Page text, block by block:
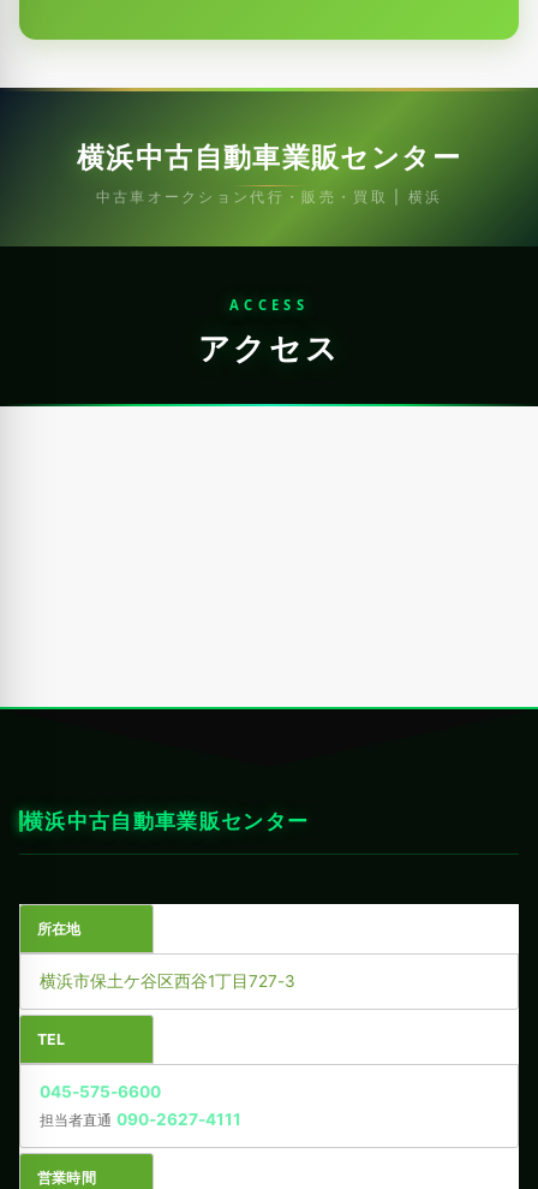
横浜中古自動車業販センター
中古車オークション代行・販売・買取 | 横浜
ACCESS
アクセス
横浜中古自動車業販センター
所在地
横浜市保土ケ谷区西谷1丁目727-3
TEL
045-575-6600
担当者直通 090-2627-4111
営業時間